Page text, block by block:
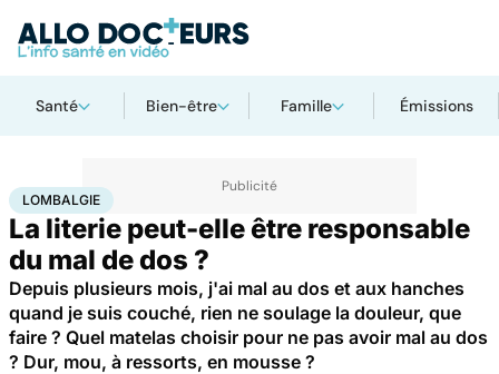
Santé Bien-être Famille Émissions
AccueilSanté Lombalgie
LOMBALGIE
La literie peut-elle être responsable
du mal de dos ?
Depuis plusieurs mois, j'ai mal au dos et aux hanches
quand je suis couché, rien ne soulage la douleur, que
faire ? Quel matelas choisir pour ne pas avoir mal au dos
? Dur, mou, à ressorts, en mousse ?